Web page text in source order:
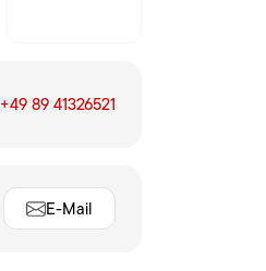
+49 89 41326521
E-Mail